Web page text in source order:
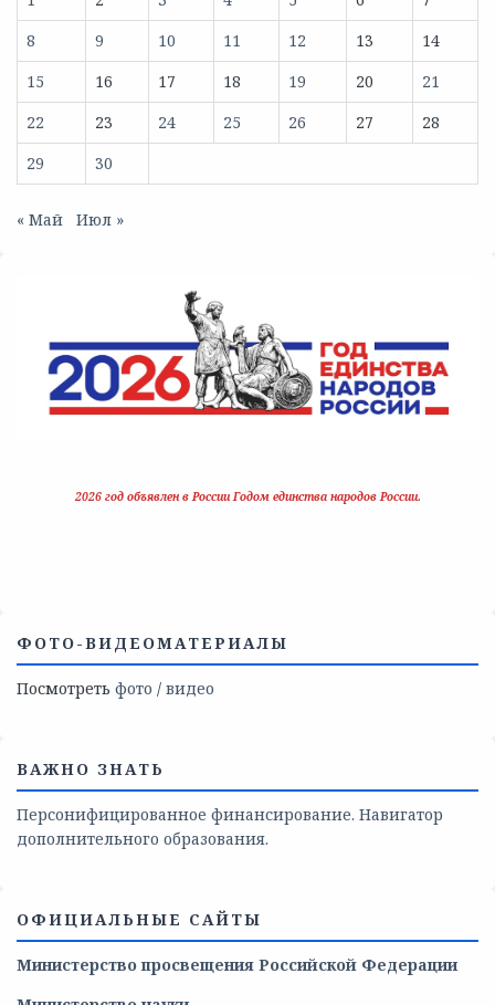
8
9 10 11 12 13
14
15
16 17 18 19 20
21
22
23 24 25 26 27
28
29
30
« Май Июл »
2026 год объявлен в России Годом единства народов России.
ФОТО-ВИДЕОМАТЕРИАЛЫ
Посмотреть фото / видео
ВАЖНО ЗНАТЬ
Персонифицированное финансирование. Навигатор
дополнительного образования.
ОФИЦИАЛЬНЫЕ САЙТЫ
Министерство просвещения Российской Федерации